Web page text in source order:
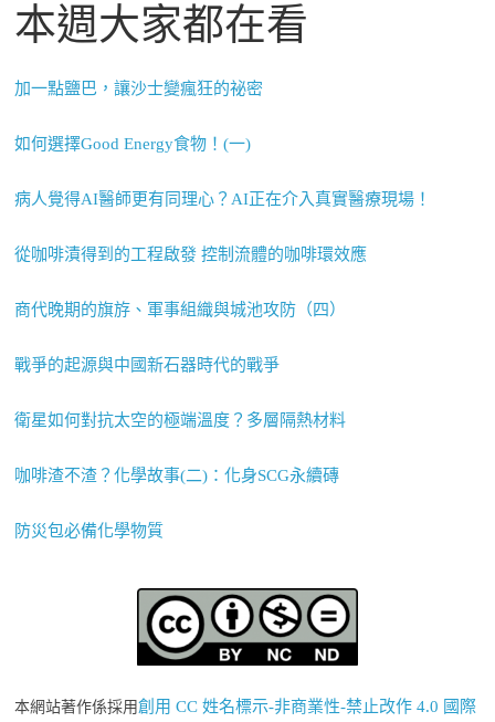
本週大家都在看
加一點鹽巴，讓沙士變瘋狂的祕密
如何選擇Good Energy食物！(一)
病人覺得AI醫師更有同理心？AI正在介入真實醫療現場！
從咖啡漬得到的工程啟發 控制流體的咖啡環效應
商代晚期的旗斿、軍事組織與城池攻防（四）
戰爭的起源與中國新石器時代的戰爭
衛星如何對抗太空的極端溫度？多層隔熱材料
咖啡渣不渣？化學故事(二)：化身SCG永續磚
防災包必備化學物質
本網站著作係採用創用 CC 姓名標示-非商業性-禁止改作 4.0 國際